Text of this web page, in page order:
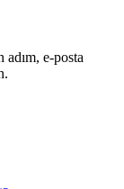
adım, e-posta